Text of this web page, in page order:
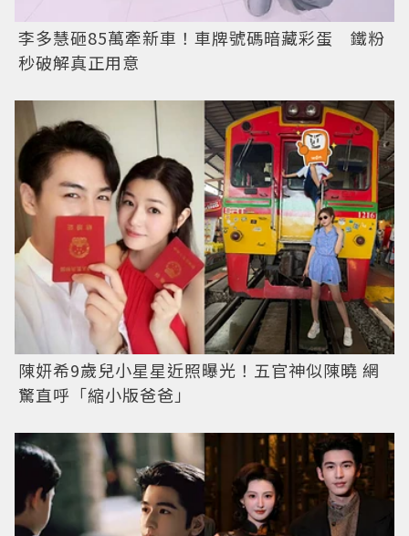
李多慧砸85萬牽新車！車牌號碼暗藏彩蛋 鐵粉
秒破解真正用意
陳妍希9歲兒小星星近照曝光！五官神似陳曉 網
驚直呼「縮小版爸爸」